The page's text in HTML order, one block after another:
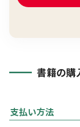
書籍の購
支払い方法